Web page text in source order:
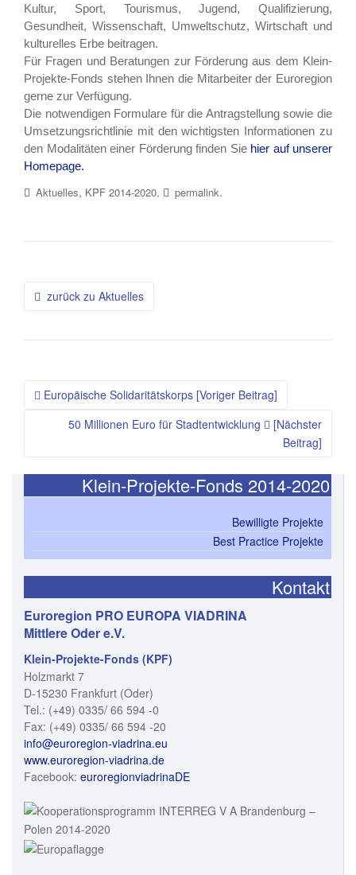
Kultur, Sport, Tourismus, Jugend, Qualifizierung,
Gesundheit, Wissenschaft, Umweltschutz, Wirtschaft und
kulturelles Erbe beitragen.
Für Fragen und Beratungen zur Förderung aus dem Klein-
Projekte-Fonds stehen Ihnen die Mitarbeiter der Euroregion
gerne zur Verfügung.
Die notwendigen Formulare für die Antragstellung sowie die
Umsetzungsrichtlinie mit den wichtigsten Informationen zu
den Modalitäten einer Förderung finden Sie hier auf unserer
Homepage.
Aktuelles, KPF 2014-2020. permalink.
Beitragsnavigation
zurück zu Aktuelles
Europäische Solidaritätskorps [Voriger Beitrag]
50 Millionen Euro für Stadtentwicklung
[Nächster
Beitrag]
Klein-Projekte-Fonds 2014-2020
Bewilligte Projekte
Best Practice Projekte
Kontakt
Euroregion PRO EUROPA VIADRINA
Mittlere Oder e.V.
Klein-Projekte-Fonds (KPF)
Holzmarkt 7
D-15230 Frankfurt (Oder)
Tel.: (+49) 0335/ 66 594 -0
Fax: (+49) 0335/ 66 594 -20
info@euroregion-viadrina.eu
www.euroregion-viadrina.de
Facebook: euroregionviadrinaDE